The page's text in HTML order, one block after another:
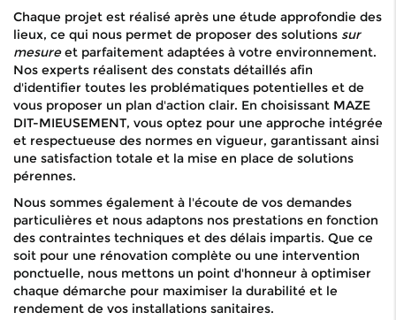
Chaque projet est réalisé après une étude approfondie des
lieux, ce qui nous permet de proposer des solutions sur
mesureet parfaitement adaptées à votre environnement.
Nos experts réalisent des constats détaillés afin
d'identifier toutes les problématiques potentielles et de
vous proposer un plan d'action clair. En choisissant MAZE
DIT-MIEUSEMENT, vous optez pour une approche intégrée
et respectueuse des normes en vigueur, garantissant ainsi
une satisfaction totale et la mise en place de solutions
pérennes.
Nous sommes également à l'écoute de vos demandes
particulières et nous adaptons nos prestations en fonction
des contraintes techniques et des délais impartis. Que ce
soit pour une rénovation complète ou une intervention
ponctuelle, nous mettons un point d'honneur à optimiser
chaque démarche pour maximiser la durabilité et le
rendement de vos installations sanitaires.